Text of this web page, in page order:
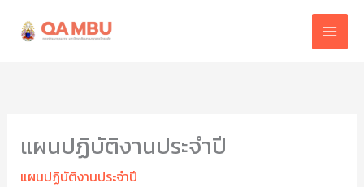
แผนปฏิบัติงานประจำปี
แผนปฏิบัติงานประจำปี